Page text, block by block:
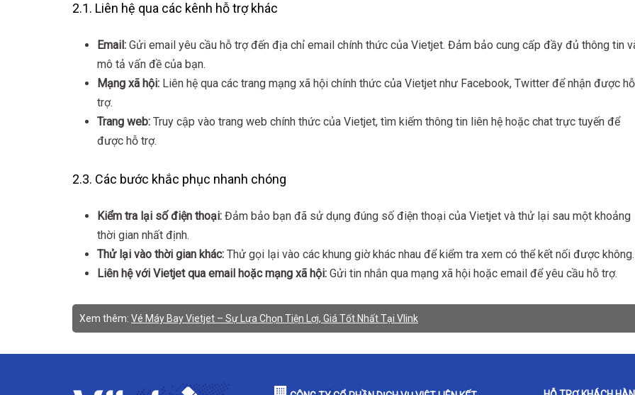
2.1. Liên hệ qua các kênh hỗ trợ khác
Email: Gửi email yêu cầu hỗ trợ đến địa chỉ email chính thức của Vietjet. Đảm bảo cung cấp đầy đủ thông tin
mô tả vấn đề của bạn.
Mạng xã hội: Liên hệ qua các trang mạng xã hội chính thức của Vietjet như Facebook, Twitter để nhận được hỗ
trợ.
Trang web: Truy cập vào trang web chính thức của Vietjet, tìm kiếm thông tin liên hệ hoặc chat trực tuyến để
được hỗ trợ.
2.3. Các bước khắc phục nhanh chóng
Kiểm tra lại số điện thoại: Đảm bảo bạn đã sử dụng đúng số điện thoại của Vietjet và thử lại sau một khoảng
thời gian nhất định.
Thử lại vào thời gian khác: Thử gọi lại vào các khung giờ khác nhau để kiểm tra xem có thể kết nối được không.
Liên hệ với Vietjet qua email hoặc mạng xã hội: Gửi tin nhắn qua mạng xã hội hoặc email để yêu cầu hỗ trợ.
Xem thêm: Vé Máy Bay Vietjet – Sự Lựa Chọn Tiện Lợi, Giá Tốt Nhất Tại Vlink